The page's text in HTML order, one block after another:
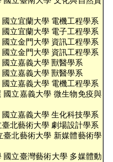
立宜蘭大學 電機工程學系
立宜蘭大學 電子工程學系
立金門大學 資訊工程學系
立金門大學 資訊工程學系
立嘉義大學 獸醫學系
立嘉義大學 獸醫學系
立嘉義大學 電機工程學系
國立嘉義大學 微生物免疫與
立嘉義大學 生化科技學系
北藝術大學 劇場設計學系
臺北藝術大學 新媒體藝術學
國立臺灣藝術大學 多媒體動